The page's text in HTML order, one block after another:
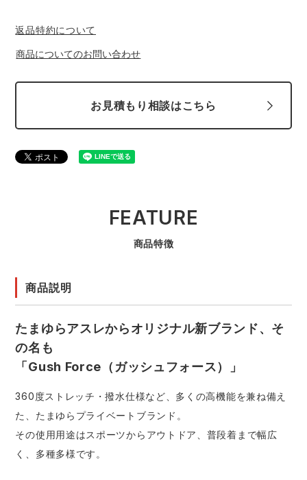
返品特約について
商品についてのお問い合わせ
お見積もり相談はこちら
FEATURE
商品特徴
商品説明
たまゆらアスレからオリジナル新ブランド、そ
の名も
「Gush Force（ガッシュフォース）」
360度ストレッチ・撥水仕様など、多くの高機能を兼ね備え
た、たまゆらプライベートブランド。
その使用用途はスポーツからアウトドア、普段着まで幅広
く、多種多様です。